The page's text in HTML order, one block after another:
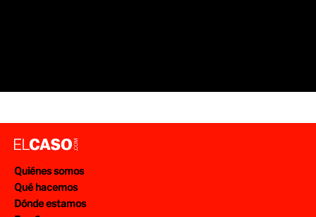
Quiénes somos
Qué hacemos
Dónde estamos